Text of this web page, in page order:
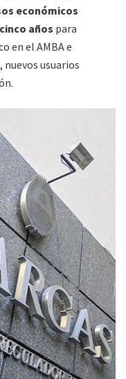
económicos
años para
en el AMBA e
usuarios